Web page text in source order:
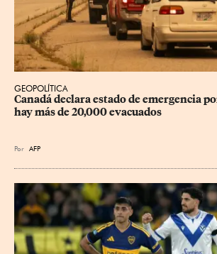
GEOPOLÍTICA
Canadá declara estado de emergencia
hay más de 20,000 evacuados
Por AFP